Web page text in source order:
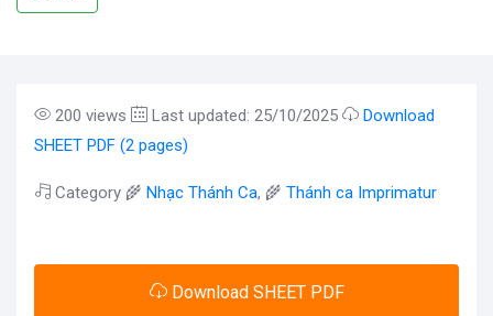
200 views Last updated: 25/10/2025
Download
SHEET PDF (2 pages)
Category 🌾 Nhạc Thánh Ca, 🌾 Thánh ca Imprimatur
Download SHEET PDF